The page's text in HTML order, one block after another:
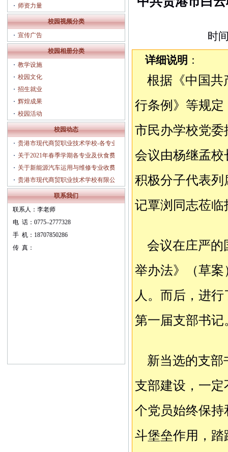
师资力量
校园视频分类
宣传广告
校园相册分类
教学设施
校园文化
招生就业
辉煌成果
校园活动
校园动态
贵港市现代商贸职业技术学校-各专业人
才培养方案（2025年3月修订）
关于2021年春季学期各专业及伙食费收
费的公示
关于新能源汽车运用与维修专业收费的
公示贵港市现代商贸职业技术学校有限公司
职业教育质量报告（ 2024年度）
联系我们
联系人：李老师
电 话：0775–2777328
手 机：18707850286
传 真：
时
详细说明 ：
根据《中国共
行条例》等规
市民办学校党
会议由杨继孟
积极分子代表
记覃浏同志莅临
会议在庄严的
举办法》（草
人。而后，进
第一届支部书记
新当选的支部
支部建设，一
个党员始终保
斗堡垒作用，